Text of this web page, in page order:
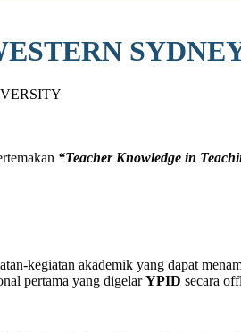
“Teacher Knowledge in
kegiatan akademik yang dapat
pertama yang digelarYPID secara